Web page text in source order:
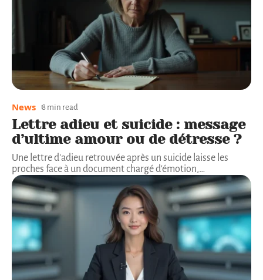
News 8 min read
Lettre adieu et suicide : message
d’ultime amour ou de détresse ?
Une lettre d'adieu retrouvée après un suicide laisse les
proches face à un document chargé d'émotion,…